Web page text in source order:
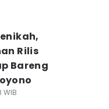
Rilis
Bareng
WIB